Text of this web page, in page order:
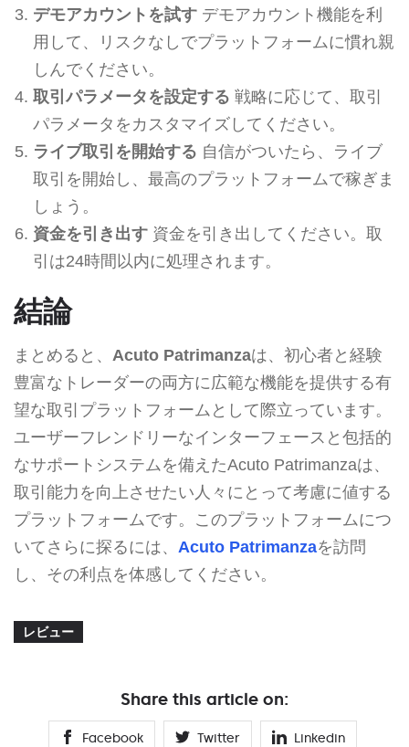
デモアカウントを試すデモアカウント機能を利
用して、リスクなしでプラットフォームに慣れ親
しんでください。
取引パラメータを設定する 戦略に応じて、取引
パラメータをカスタマイズしてください。
ライブ取引を開始する 自信がついたら、ライブ
取引を開始し、最高のプラットフォームで稼ぎま
しょう。
資金を引き出す資金を引き出してください。取
引は24時間以内に処理されます。
結論
まとめると、 Acuto Patrimanzaは、初心者と経験
豊富なトレーダーの両方に広範な機能を提供する有
望な取引プラットフォームとして際立っています。
ユーザーフレンドリーなインターフェースと包括的
なサポートシステムを備えたAcuto Patrimanzaは、
取引能力を向上させたい人々にとって考慮に値する
プラットフォームです。このプラットフォームにつ
いてさらに探るには、 Acuto Patrimanzaを訪問
し、その利点を体感してください。
レビュー
Share this article on:
Facebook Twitter Linkedin